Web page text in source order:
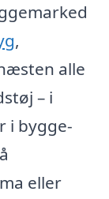
,
alle
– i
i bygge-
eller